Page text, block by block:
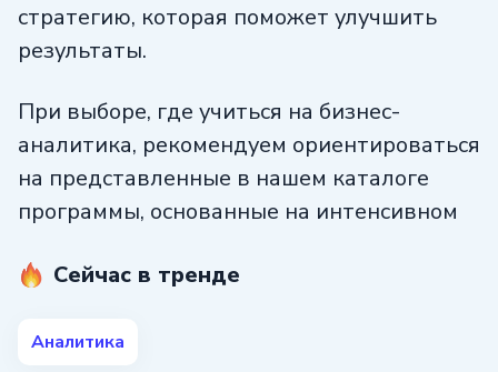
стратегию, которая поможет улучшить
результаты.
При выборе, где учиться на бизнес-
аналитика, рекомендуем ориентироваться
на представленные в нашем каталоге
программы, основанные на интенсивном
на практике.
Студенты предлагаемых нашим
Сейчас в тренде
Аналитика